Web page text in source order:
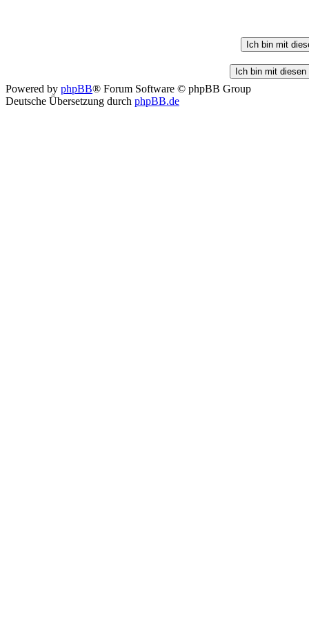
Powered by phpBB® Forum Software © phpBB Group
Deutsche Übersetzung durch phpBB.de